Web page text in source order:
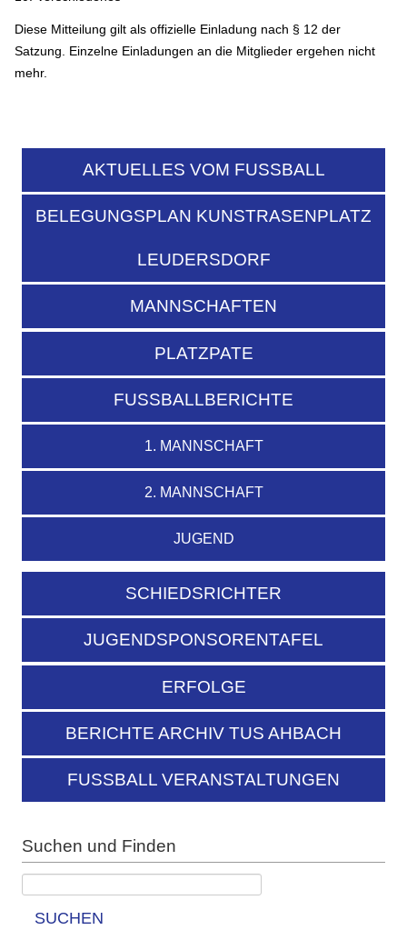
Diese Mitteilung gilt als offizielle Einladung nach § 12 der
Satzung. Einzelne Einladungen an die Mitglieder ergehen nicht
mehr.
AKTUELLES VOM FUSSBALL
BELEGUNGSPLAN KUNSTRASENPLATZ
LEUDERSDORF
MANNSCHAFTEN
PLATZPATE
FUSSBALLBERICHTE
1. MANNSCHAFT
2. MANNSCHAFT
JUGEND
SCHIEDSRICHTER
JUGENDSPONSORENTAFEL
ERFOLGE
BERICHTE ARCHIV TUS AHBACH
FUSSBALL VERANSTALTUNGEN
Suchen und Finden
SUCHEN